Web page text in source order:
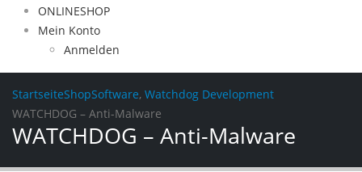
ONLINESHOP
Mein Konto
Anmelden
StartseiteShopSoftware, Watchdog Development
WATCHDOG – Anti-Malware
WATCHDOG – Anti-Malware